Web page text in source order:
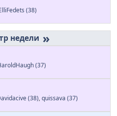
(38)
»
(37)
(38),quissava (37)